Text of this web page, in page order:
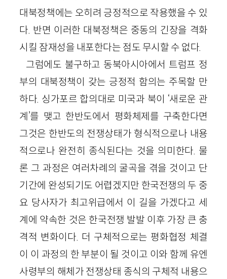
대북정책에는 오히려 긍정적으로 작용했을 수 있
다. 반면 이러한 대북정책은 중동의 긴장을 격화
시킬 잠재성을 내포한다는 점도 무시할 수 없다.
그럼에도 불구하고 동북아시아에서 트럼프 정
부의 대북정책이 갖는 긍정적 함의는 주목할 만
하다. 싱가포르 합의대로 미국과 북이 ‘새로운 관
계’를 맺고 한반도에서 평화체제를 구축한다면
그것은 한반도의 전쟁상태가 형식적으로나 내용
적으로나 완전히 종식된다는 것을 의미한다. 물
론 그 과정은 여러차례의 굴곡을 겪을 것이고 단
기간에 완성되기도 어렵겠지만 한국전쟁의 두 중
요 당사자가 최고위급에서 이 길을 가겠다고 세
계에 약속한 것은 한국전쟁 발발 이후 가장 큰 충
격적 변화이다. 더 구체적으로는 평화협정 체결
이 이 과정의 한 부분이 될 것이고 이와 함께 유엔
사령부의 해체가 전쟁상태 종식의 구체적 내용으